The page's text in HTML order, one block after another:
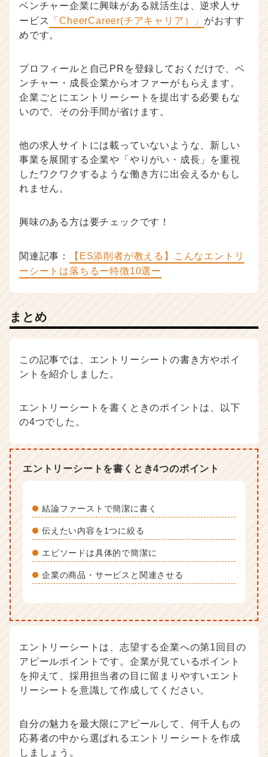
ベンチャー企業に興味がある就活生は、逆求人サ
ービス
「CheerCareer(チアキャリア）」 がおすす
めです。
プロフィールと自己PRを登録しておくだけで、ベ
ンチャー・成長企業からオファーがもらえます。
企業ごとにエントリーシートを提出する必要もな
いので、その分手間が省けます。
他の求人サイトには載っていないような、新しい
事業を展開する企業や「やりがい・成長」を重視
したワクワクするような働き方に出会えるかもし
れません。
興味のある方は要チェックです！
関連記事：
【ES添削者が教える】こんなエントリ
ーシートは落ちるー特徴10選ー
まとめ
この記事では、エントリーシートの書き方やポイ
ントを紹介しました。
エントリーシートを書くときのポイントは、以下
の4つでした。
エントリーシートを書くとき4つのポイント
結論ファーストで簡潔に書く
伝えたい内容を1つに絞る
エピソードは具体的で簡潔に
企業の商品・サービスと関連させる
エントリーシートは、志望する企業への第1回目の
アピールポイントです。企業が見ているポイント
を抑えて、採用担当者の目に留まりやすいエント
リーシートを意識して作成してください。
自分の魅力を最大限にアピールして、何千人もの
応募者の中から選ばれるエントリーシートを作成
しましょう。